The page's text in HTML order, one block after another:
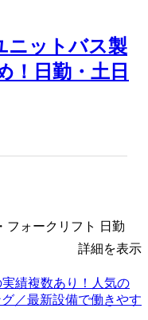
ニットバス製
！日勤・土日
フォークリフト 日勤
詳細を表示